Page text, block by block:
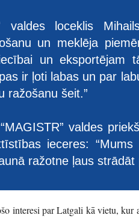
valdes loceklis
un meklēja
un eksportējam
ir ļoti labas un par
ražošanu šeit.”
valdes
ieceres:
ražotne ļaus
interesi par Latgali kā vietu, kur